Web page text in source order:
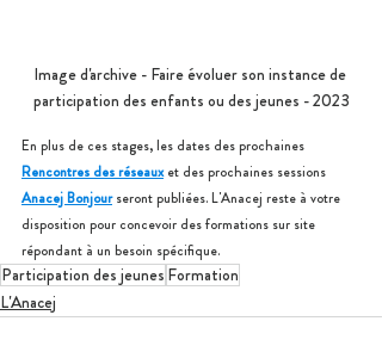
Image d'archive - Faire évoluer son instance de
participation des enfants ou des jeunes - 2023
En plus de ces stages, les dates des prochaines
Rencontres des réseaux et des prochaines sessions
Anacej Bonjour seront publiées. L'Anacej reste à votre
disposition pour concevoir des formations sur site
répondant à un besoin spécifique.
Participation des jeunes Formation
L'Anacej